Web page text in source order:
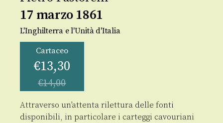
17 marzo 1861
L'Inghilterra e l'Unità d'Italia
Cartaceo
€13,30
€14,00
Attraverso un’attenta rilettura delle fonti
disponibili, in particolare i carteggi cavouriani